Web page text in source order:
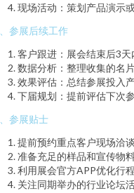
现场活动：策划产品演示
参展后续工作
客户跟进：展会结束后3
数据分析：整理收集的名
效果评估：总结参展投入
下届规划：提前评估下次
参展贴士
提前预约重点客户现场洽谈
准备充足的样品和宣传物
利用展会官方APP优化行程
关注同期举办的行业论坛